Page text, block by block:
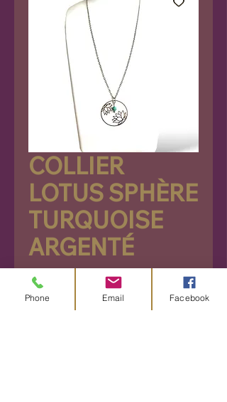
COLLIER
LOTUS SPHÈRE
TURQUOISE
ARGENTÉ
26,90 € Prix
Phone Email Facebook